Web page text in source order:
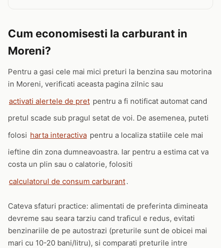
Cum economisesti la carburant in
Moreni?
Pentru a gasi cele mai mici preturi la benzina sau motorina
in Moreni, verificati aceasta pagina zilnic sau
activati alertele de pret pentru a fi notificat automat cand
pretul scade sub pragul setat de voi. De asemenea, puteti
folosi harta interactiva pentru a localiza statiile cele mai
ieftine din zona dumneavoastra. Iar pentru a estima cat va
costa un plin sau o calatorie, folositi
calculatorul de consum carburant.
Cateva sfaturi practice: alimentati de preferinta dimineata
devreme sau seara tarziu cand traficul e redus, evitati
benzinariile de pe autostrazi (preturile sunt de obicei mai
mari cu 10-20 bani/litru), si comparati preturile intre